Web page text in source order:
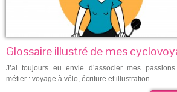
Glossaire illustré de mes
J’ai toujours eu envie d’associer mes
métier : voyage à vélo, écriture et illustration.